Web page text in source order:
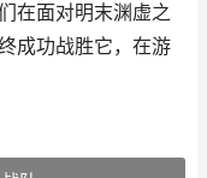
在面对明末渊虚之
成功战胜它，在游